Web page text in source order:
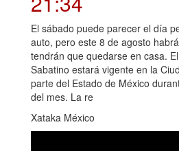
El sábado puede parecer el día
auto, pero este 8 de agosto
tendrán que quedarse en casa.
Sabatino estará vigente en la
parte del Estado de México
del mes. La re
Xataka México